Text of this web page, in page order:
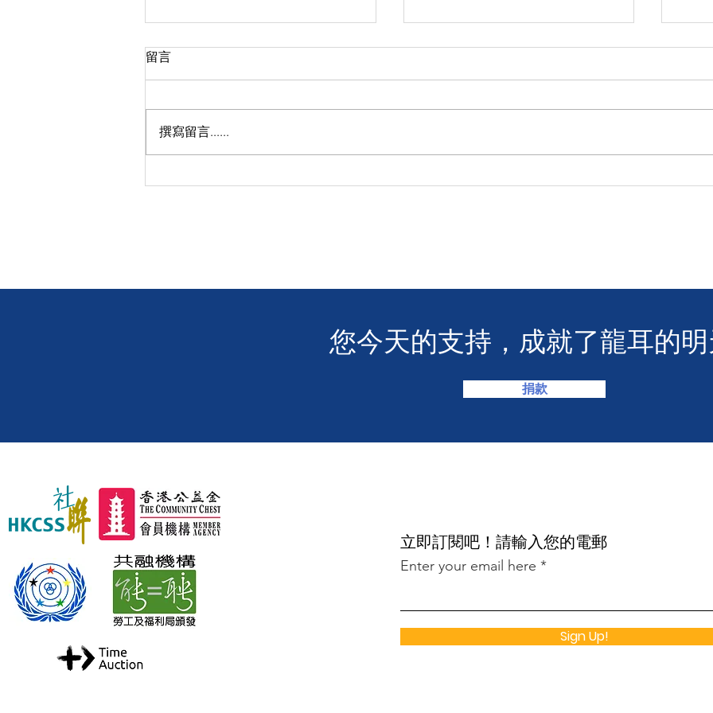
【感恩關注】❤️ 讓我們聆聽聾
🧯 【推動資訊無障礙！龍耳為
【
留言
撰寫留言......
您今天的支持，成就了龍耳的
捐款
​立即訂閱吧！請輸入您的電郵
Enter your email here
Sign Up!